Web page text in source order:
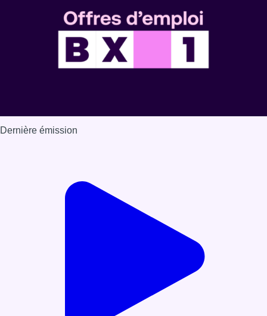
Dernière émission